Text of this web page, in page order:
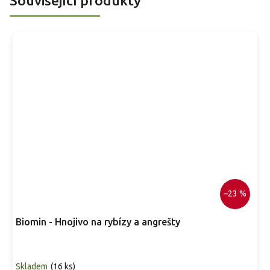
–23 %
Biomin - Hnojivo na rybízy a angrešty
Skladem (16 ks)